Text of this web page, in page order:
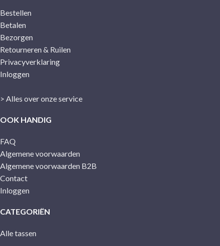
Bestellen
Betalen
Bezorgen
Retourneren & Ruilen
Privacyverklaring
Inloggen
> Alles over onze service
OOK HANDIG
FAQ
Algemene voorwaarden
Algemene voorwaarden B2B
Contact
Inloggen
CATEGORIËN
Alle tassen